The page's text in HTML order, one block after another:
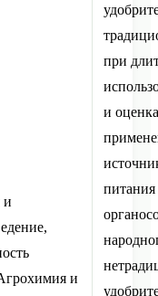
и
и
при
и
питания